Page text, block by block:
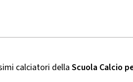
calciatori della Scuola Calcio